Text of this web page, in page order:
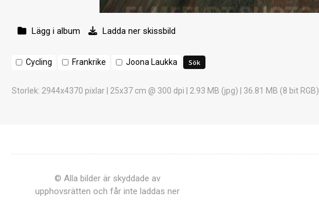
Lägg i album Ladda ner skissbild
Cycling Frankrike Joona Laukka
Storlek: 2944x4370 pixlar | 25x37 cm @ 300 dpi | 2.93 MB (jpg) | 36.81 MB (8 bit RGB)
© Alla bilder är skyddade av
upphovsrätten och får inte laddas ner